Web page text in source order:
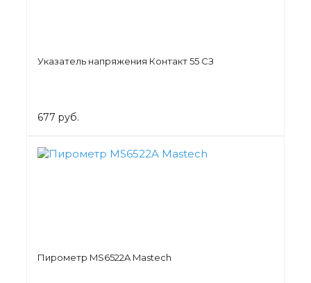
Указатель напряжения Контакт 55 СЗ
677 руб.
Пирометр MS6522A Mastech